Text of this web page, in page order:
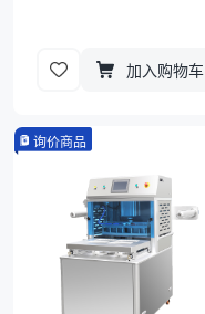
加入购物车
询价商品